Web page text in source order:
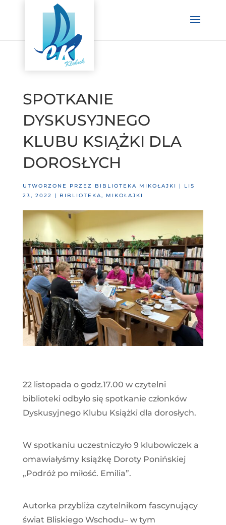
SPOTKANIE
DYSKUSYJNEGO
KLUBU KSIĄŻKI DLA
DOROSŁYCH
UTWORZONE PRZEZ BIBLIOTEKA MIKOŁAJKI | LIS
23, 2022
| BIBLIOTEKA, MIKOŁAJKI
22 listopada o godz.17.00 w czytelni
biblioteki odbyło się spotkanie członków
Dyskusyjnego Klubu Książki dla dorosłych.
W spotkaniu uczestniczyło 9 klubowiczek a
omawiałyśmy książkę Doroty Ponińskiej
„Podróż po miłość. Emilia”.
Autorka przybliża czytelnikom fascynujący
świat Bliskiego Wschodu– w tym